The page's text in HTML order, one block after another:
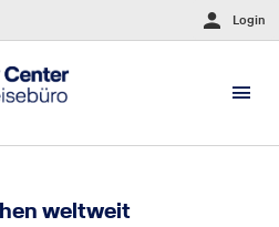
Login
weltweit